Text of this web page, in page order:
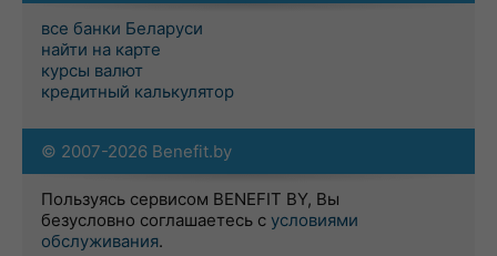
все банки Беларуси
найти на карте
курсы валют
кредитный калькулятор
© 2007-2026 Benefit.by
Пользуясь сервисом BENEFIT BY, Вы
безусловно соглашаетесь с условиями
обслуживания.